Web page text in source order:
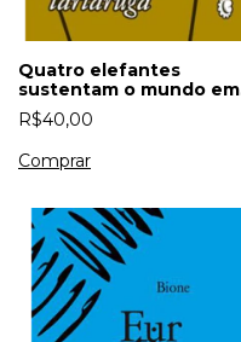
Quatro elefantes
sustentam o mundo em
cima do casco de uma
tartaruga
R$40,00